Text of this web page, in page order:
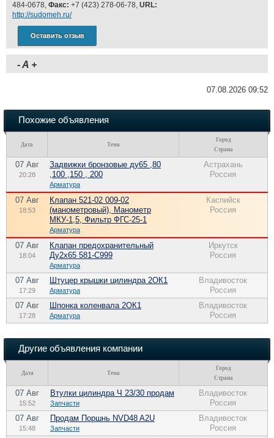
Выставки и семинары
Словарь
Галерея флота
Все службы
484-0678, Факс: +7 (423) 278-06-78, URL:
http://sudomeh.ru/
Оставить отзыв
-A +
07.08.2026 09:52
Похожие объявления
Дата Тема
Город
Страна
07 Авг
20:28
Задвижки бронзовые ду65 ,80
,100 ,150 , 200
Арматура
Астрахань
Россия
07 Авг
18:53
Клапан 521-02 009-02
(манометровый), Манометр
МКУ-1,5, Фильтр ФГС-25-1
Арматура
Каспийск
Россия
07 Авг
18:04
Клапан предохранительный
Ду2х65 581-С999
Арматура
Иркутск
Россия
07 Авг
17:29
Штуцер крышки цилиндра 2ОК1
Арматура
Владивосток
Россия
07 Авг
17:28
Шпонка коленвала 2ОК1
Арматура
Владивосток
Россия
Другие объявления компании
Дата Тема
Город
Страна
07 Авг
15:52
Втулки цилиндра Ч 23/30 продам
Запчасти
Владивосток
Россия
07 Авг
15:48
Продам Поршнь NVD48 A2U
Запчасти
Владивосток
Россия